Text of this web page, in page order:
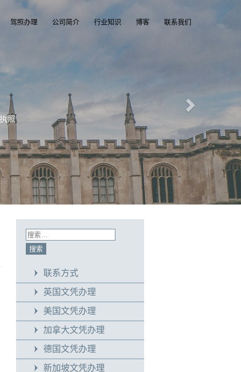
驾照办理 公司简介 行业知识 博客 联系我们
联系方式
英国文凭办理
美国文凭办理
加拿大文凭办理
德国文凭办理
新加坡文凭办理